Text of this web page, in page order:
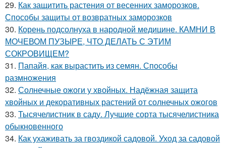
29. Как защитить растения от весенних заморозков.
Способы защиты от возвратных заморозков
30. Корень подсолнуха в народной медицине. КАМНИ В
МОЧЕВОМ ПУЗЫРЕ, ЧТО ДЕЛАТЬ С ЭТИМ
СОКРОВИЩЕМ?
31. Папайя, как вырастить из семян. Способы
размножения
32. Солнечные ожоги у хвойных. Надёжная защита
хвойных и декоративных растений от солнечных ожогов
33. Тысячелистник в саду. Лучшие сорта тысячелистника
обыкновенного
34. Как ухаживать за гвоздикой садовой. Уход за садовой